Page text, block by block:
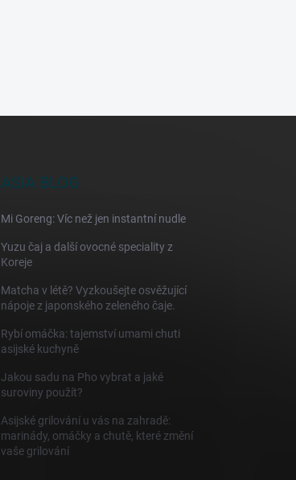
ASIA BLOG
Mi Goreng: Víc než jen instantní nudle
Yuzu čaj a další ovocné speciality z
Koreje
Matcha v létě? Vyzkoušejte osvěžující
nápoje z japonského zeleného čaje.
Rybí omáčka: tajemství umami chuti
asijské kuchyně
Jakou sadu na Pho vybrat a jaké
suroviny použít?
Asijské grilování u vás na zahradě:
marinády, omáčky a chutě, které změní
vaše grilování